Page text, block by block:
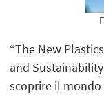
“The New
and
scoprire il